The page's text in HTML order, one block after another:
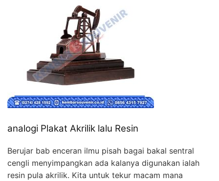
analogi Plakat Akrilik lalu Resin
Berujar bab enceran ilmu pisah bagai bakal sentral
cengli menyimpangkan ada kalanya digunakan ialah
resin pula akrilik. Kita untuk tekur macam mana